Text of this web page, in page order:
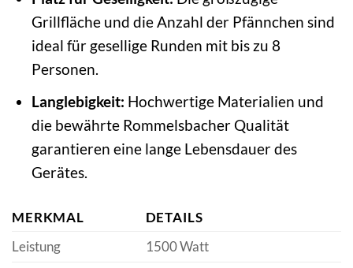
Grillfläche und die Anzahl der Pfännchen sind
ideal für gesellige Runden mit bis zu 8
Personen.
Langlebigkeit: Hochwertige Materialien und
die bewährte Rommelsbacher Qualität
garantieren eine lange Lebensdauer des
Gerätes.
MERKMAL
DETAILS
Leistung
1500 Watt